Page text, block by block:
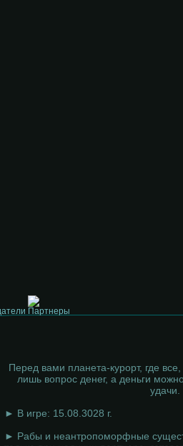
Перед вами планета-курорт, где
лишь вопрос денег, а деньги
удачи.
► В игре: 15.08.3028 г.
► Рабы и неантропоморфные